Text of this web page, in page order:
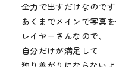
全力で出すだけなのです
あくまでメインで写真
レイヤーさんなので、
自分だけが満足して